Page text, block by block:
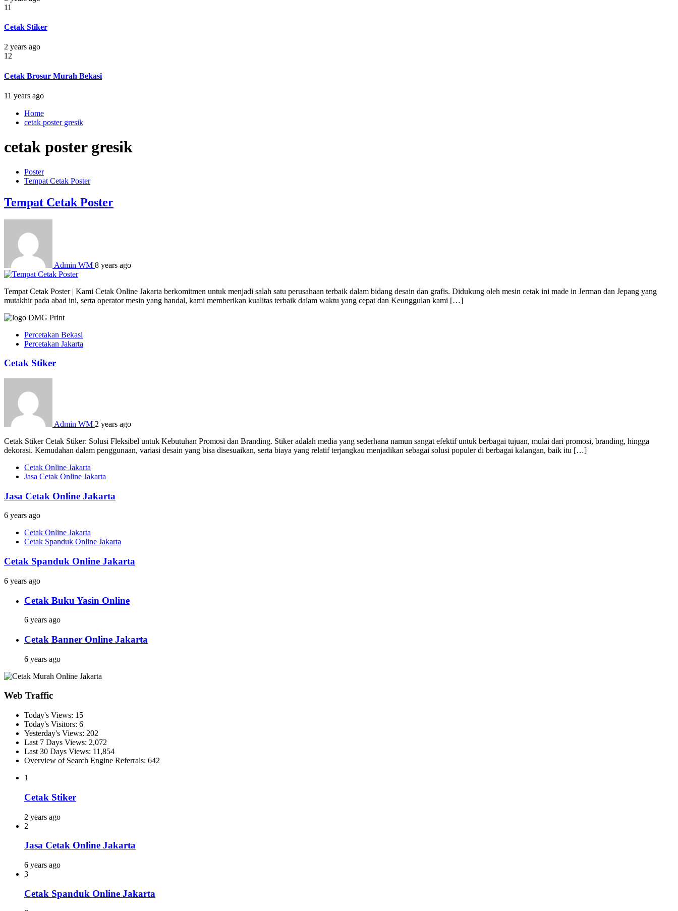
11
Cetak Stiker
2 years ago
12
Cetak Brosur Murah Bekasi
11 years ago
Home
cetak poster gresik
cetak poster gresik
Poster
Tempat Cetak Poster
Tempat Cetak Poster
Admin WM 8 years ago
Tempat Cetak Poster | Kami Cetak Online Jakarta berkomitmen untuk menjadi salah satu perusahaan terbaik dalam bidang desain dan grafis. Didukung oleh mesin cetak ini made in Jerman dan Jepang yang
mutakhir pada abad ini, serta operator mesin yang handal, kami memberikan kualitas terbaik dalam waktu yang cepat dan Keunggulan kami […]
Percetakan Bekasi
Percetakan Jakarta
Cetak Stiker
Admin WM 2 years ago
Cetak Stiker Cetak Stiker: Solusi Fleksibel untuk Kebutuhan Promosi dan Branding. Stiker adalah media yang sederhana namun sangat efektif untuk berbagai tujuan, mulai dari promosi, branding, hingga
dekorasi. Kemudahan dalam penggunaan, variasi desain yang bisa disesuaikan, serta biaya yang relatif terjangkau menjadikan sebagai solusi populer di berbagai kalangan, baik itu […]
Cetak Online Jakarta
Jasa Cetak Online Jakarta
Jasa Cetak Online Jakarta
6 years ago
Cetak Online Jakarta
Cetak Spanduk Online Jakarta
Cetak Spanduk Online Jakarta
6 years ago
Cetak Buku Yasin Online
6 years ago
Cetak Banner Online Jakarta
6 years ago
Web Traffic
Today's Views: 15
Today's Visitors: 6
Yesterday's Views: 202
Last 7 Days Views: 2,072
Last 30 Days Views: 11,854
Overview of Search Engine Referrals: 642
1
Cetak Stiker
2 years ago
2
Jasa Cetak Online Jakarta
6 years ago
3
Cetak Spanduk Online Jakarta